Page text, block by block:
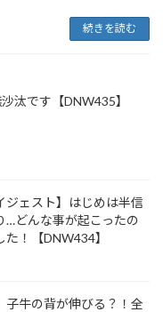
続きを読む
汰です【DNW435】
ジェスト】はじめは半信
…どんな事が起こったの
！【DNW434】
子牛の背が伸びる？！全